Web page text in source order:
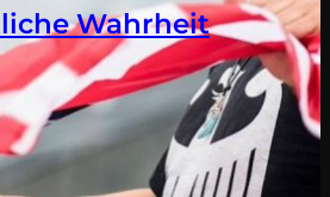
Wahrheit